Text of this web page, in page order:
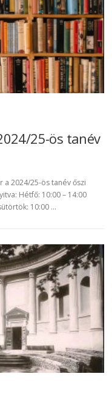
25-ös tanév
a 2024/25-ös tanév őszi
Hétfő: 10:00 – 14:00
10:00 …